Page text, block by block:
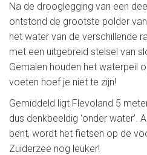
Na de drooglegging van een
ontstond de grootste polder
het water van de verschillende
met een uitgebreid stelsel van
Gemalen houden het waterpeil
voeten hoef je niet te zijn!
Gemiddeld ligt Flevoland 5
dus denkbeeldig ‘onder water’.
bent, wordt het fietsen op de
Zuiderzee nog leuker!